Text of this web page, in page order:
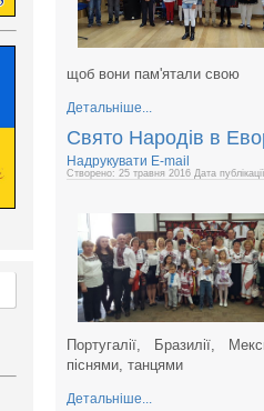
щоб вони пам'ятали свою
Детальніше...
Cвято Народів в
Надрукувати E-mail
Створено: 25 травня 2016 Дата публікації
Португалії, Бразилії,
піснями, танцями
Детальніше...